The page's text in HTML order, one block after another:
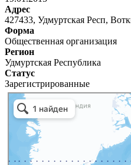
Адрес
427433, Удмуртская Респ,
Форма
Общественная организация
Регион
Удмуртская Республика
Статус
Зарегистрированные